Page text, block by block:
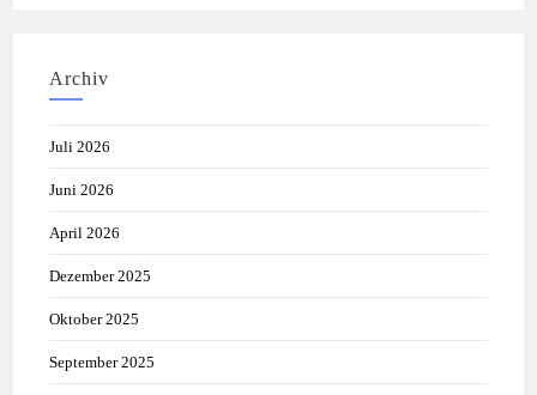
Archiv
Juli 2026
Juni 2026
April 2026
Dezember 2025
Oktober 2025
September 2025